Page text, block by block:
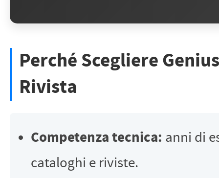
Perché Scegliere
Rivista
Competenza tecnica: anni di
cataloghi e riviste.